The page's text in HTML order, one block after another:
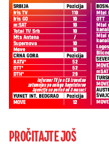
PROČITAJTE JOŠ